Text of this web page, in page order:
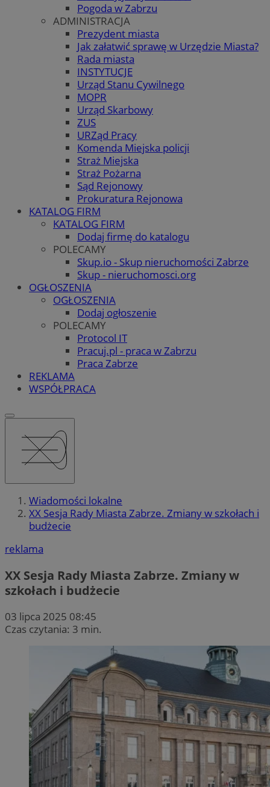
Pogoda w Zabrzu
ADMINISTRACJA
Prezydent miasta
Jak załatwić sprawę w Urzędzie Miasta?
Rada miasta
INSTYTUCJE
Urząd Stanu Cywilnego
MOPR
Urząd Skarbowy
ZUS
URZąd Pracy
Komenda Miejska policji
Straż Miejska
Straż Pożarna
Sąd Rejonowy
Prokuratura Rejonowa
KATALOG FIRM
KATALOG FIRM
Dodaj firmę do katalogu
POLECAMY
Skup.io - Skup nieruchomości Zabrze
Skup - nieruchomosci.org
OGŁOSZENIA
OGŁOSZENIA
Dodaj ogłoszenie
POLECAMY
Protocol IT
Pracuj.pl - praca w Zabrzu
Praca Zabrze
REKLAMA
WSPÓŁPRACA
Wiadomości lokalne
XX Sesja Rady Miasta Zabrze. Zmiany w szkołach i
budżecie
reklama
XX Sesja Rady Miasta Zabrze. Zmiany w
szkołach i budżecie
03 lipca 2025 08:45
Czas czytania: 3 min.